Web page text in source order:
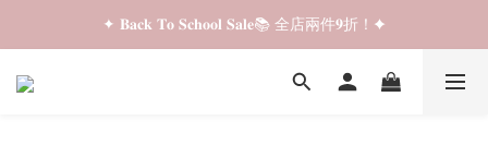
✦ 𝐁𝐚𝐜𝐤 𝐓𝐨 𝐒𝐜𝐡𝐨𝐨𝐥 𝐒𝐚𝐥𝐞📚 全店兩件𝟗折！✦
✦ 𝐁𝐚𝐜𝐤 𝐓𝐨 𝐒𝐜𝐡𝐨𝐨𝐥 𝐒𝐚𝐥𝐞📚 全店兩件𝟗折！✦
✦ 全店購物滿 𝐇𝐊𝐃𝟑𝟓𝟎 即享順豐站/智能櫃免運費！✦